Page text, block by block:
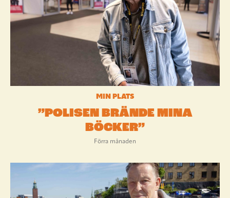
MIN PLATS
”POLISEN BRÄNDE MINA
BÖCKER”
Förra månaden